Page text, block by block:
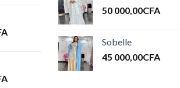
50 000,00CFA
Sobelle
45 000,00CFA